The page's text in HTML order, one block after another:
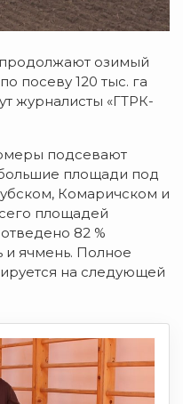
озимый
посеву 120 тыс. га
журналисты «ГТРК-
подсевают
площади под
Комаричском и
площадей
82 %
ячмень. Полное
на следующей